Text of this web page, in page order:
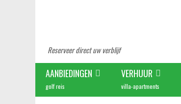
Reserveer direct uw verblijf
AANBIEDINGEN
golf reis
VERHUUR
villa-apartments